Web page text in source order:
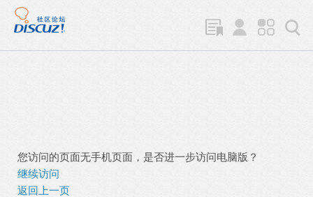
您访问的页面无手机页面，是否进一步访问电脑版？
继续访问
返回上一页